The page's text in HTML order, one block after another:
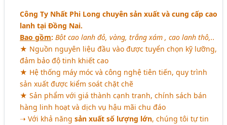
Công Ty Nhất Phi Long chuyên sản xuất và cung cấp cao
lanh tại Đồng Nai.
Bao gồm: Bột cao lanh đỏ, vàng, trắng xám , cao lanh thô,..
★ Nguồn nguyên liệu đầu vào được tuyển chọn kỹ lưỡng,
đảm bảo độ tinh khiết cao
★ Hệ thống máy móc và công nghệ tiên tiến, quy trình
sản xuất được kiểm soát chặt chẽ
★ Sản phẩm với giá thành cạnh tranh, chính sách bán
hàng linh hoạt và dịch vụ hậu mãi chu đáo
➝ Với khả năngsản xuất số lượng lớn, chúng tôi tự tin